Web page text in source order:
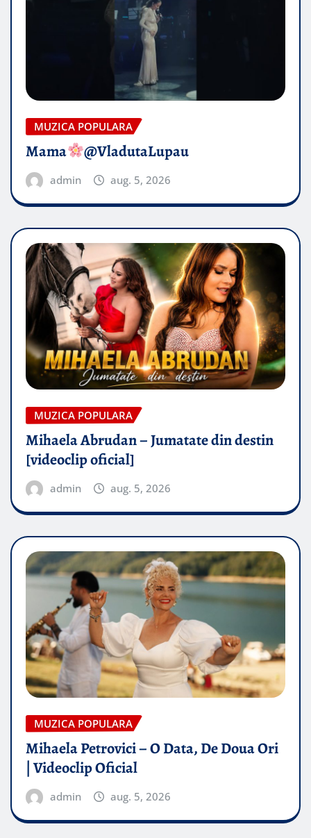
MUZICA POPULARA
Mama @VladutaLupau
admin aug. 5, 2026
MUZICA POPULARA
Mihaela Abrudan – Jumatate din destin
[videoclip oficial]
admin aug. 5, 2026
MUZICA POPULARA
Mihaela Petrovici – O Data, De Doua Ori
| Videoclip Oficial
admin aug. 5, 2026